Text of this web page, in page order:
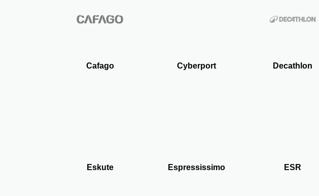
Cafago Cyberport Decathlon
Eskute Espressissimo ESR